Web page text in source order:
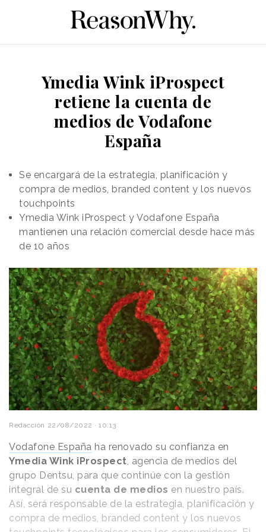
Ymedia Wink iProspect
retiene la cuenta de
medios de Vodafone
España
Se encargará de la estrategia, planificación y
compra de medios, branded content y los nuevos
touchpoints
Ymedia Wink iProspect y Vodafone España
mantienen una relación comercial desde hace más
de 10 años
Redacción 22/08/2022 · 10:13
Vodafone España ha renovado su confianza en
Ymedia Wink iProspect, agencia de medios del
grupo Dentsu, para que continúe con la gestión
integral de su cuenta de medios en nuestro país.
Así, será responsable de la estrategia, planificación y
compra de medios, branded content y los nuevos